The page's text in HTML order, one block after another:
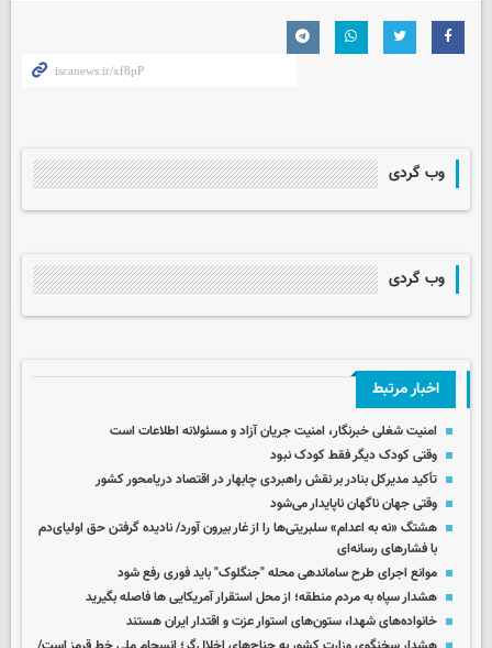
وب گردی
وب گردی
اخبار مرتبط
امنیت شغلی خبرنگار، امنیت جریان آزاد و مسئولانه اطلاعات است
وقتی کودک دیگر فقط کودک نبود
تأکید مدیرکل بنادر بر نقش راهبردی چابهار در اقتصاد دریامحور کشور
وقتی جهان ناگهان ناپایدار می‌شود
هشتگ «نه به اعدام» سلبریتی‌ها را از غار بیرون آورد/ نادیده گرفتن حق اولیای‌دم
با فشارهای رسانه‌ای
موانع اجرای طرح ساماندهی محله "جنگلوک" باید فوری رفع شود
هشدار سپاه به مردم منطقه؛ از محل استقرار آمریکایی ها فاصله بگیرید
خانواده‌های شهدا، ستون‌های استوار عزت و اقتدار ایران هستند